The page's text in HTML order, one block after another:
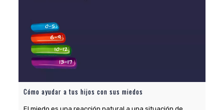
Cómo ayudar a tus hijos con sus miedos